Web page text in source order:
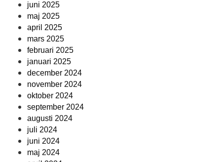
juni 2025
maj 2025
april 2025
mars 2025
februari 2025
januari 2025
december 2024
november 2024
oktober 2024
september 2024
augusti 2024
juli 2024
juni 2024
maj 2024